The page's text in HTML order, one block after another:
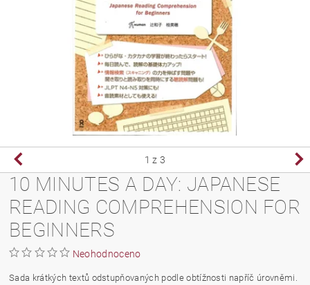
1 z 3
10 MINUTES A DAY: JAPANESE
READING COMPREHENSION FOR
BEGINNERS
Neohodnoceno
Sada krátkých textů odstupňovaných podle obtížnosti napříč úrovněmi.